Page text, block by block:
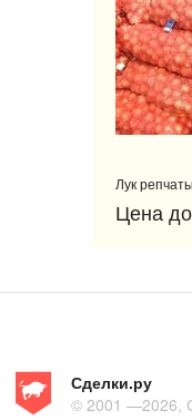
Лук
Цена
Сделки.ру
© 2001 —2026,